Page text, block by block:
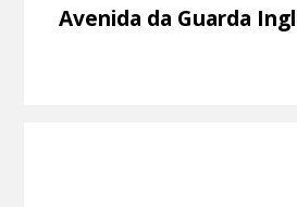
Avenida da Guarda